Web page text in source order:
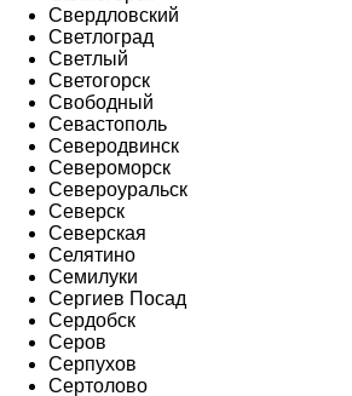
Свердловский
Светлоград
Светлый
Светогорск
Свободный
Севастополь
Северодвинск
Североморск
Североуральск
Северск
Северская
Селятино
Семилуки
Сергиев Посад
Сердобск
Серов
Серпухов
Сертолово